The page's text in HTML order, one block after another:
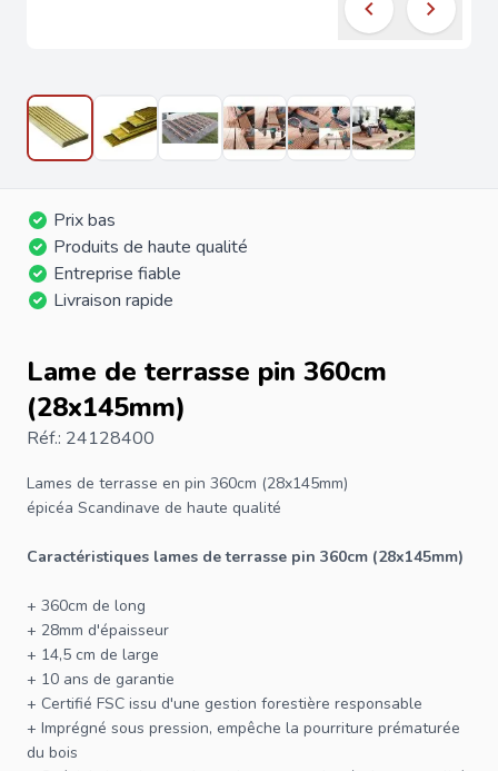
Prix bas
Produits de haute qualité
Entreprise fiable
Livraison rapide
Lame de terrasse pin 360cm
(28x145mm)
Réf.: 24128400
Lames de terrasse en pin 360cm (28x145mm)
épicéa Scandinave de haute qualité
Caractéristiques lames de terrasse pin 360cm (28x145mm)
+ 360cm de long
+ 28mm d'épaisseur
+ 14,5 cm de large
+ 10 ans de garantie
+ Certifié FSC issu d'une gestion forestière responsable
+ Imprégné sous pression, empêche la pourriture prématurée
du bois